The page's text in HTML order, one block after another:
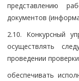
представлению
документов
2.10. Конкурсный
осуществлять
проведении
обеспечивать